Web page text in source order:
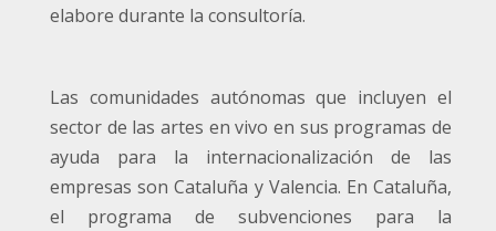
elabore durante la consultoría.
Las comunidades autónomas que incluyen el
sector de las artes en vivo en sus programas de
ayuda para la internacionalización de las
empresas son Cataluña y Valencia. En Cataluña,
el programa de subvenciones para la